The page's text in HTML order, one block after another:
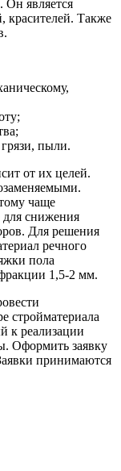
Он является
красителей. Также
пыли.
от их целей.
чаще
для снижения
Для решения
речного
пола
1,5-2 мм.
стройматериала
к реализации
Оформить заявку
принимаются